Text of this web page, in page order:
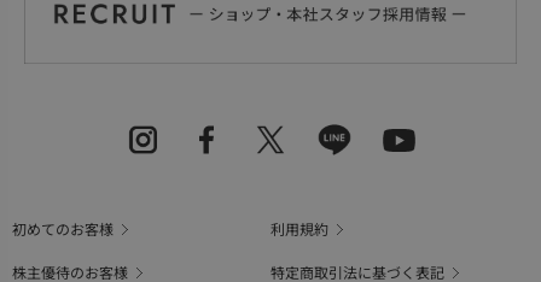
初めてのお客様
利用規約
株主優待のお客様
特定商取引法に基づく表記